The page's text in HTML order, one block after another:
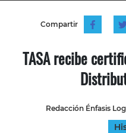
Compartir
TASA recibe
Redacción Énfasis